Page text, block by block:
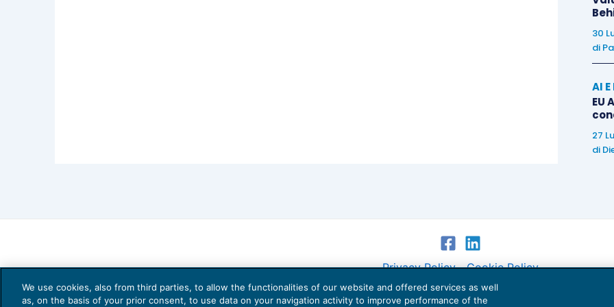
30
di
AI
EU
27
di
Privacy Policy Cookie Policy
Euroconference NEWS è una testata registrata al Tribunale di Milano Reg. n. 8556/2026
We use cookies, also from third parties, to allow the functionalities of our website and offered services as well
as, on the basis of your prior consent, to use data on your navigation activity to improve performance of the